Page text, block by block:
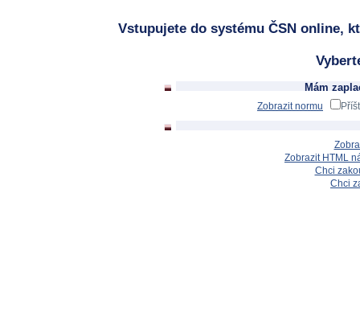
Vstupujete do systému ČSN online,
Mám
Zobrazit normu
Zobrazit HTML
Chci
Chci